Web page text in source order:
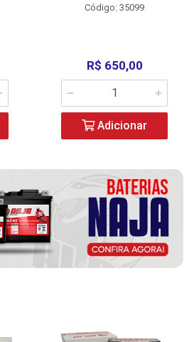
Código: 35099
R$ 650,00
Adicionar